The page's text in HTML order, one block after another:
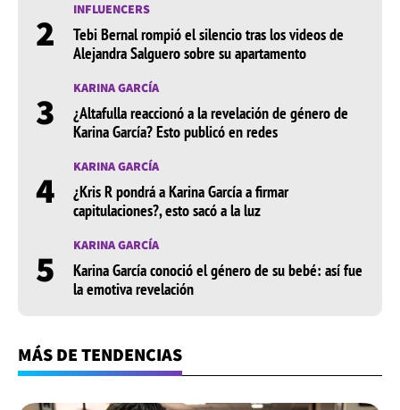
2 INFLUENCERS
Tebi Bernal rompió el silencio tras los videos de
Alejandra Salguero sobre su apartamento
3 KARINA GARCÍA
¿Altafulla reaccionó a la revelación de género de
Karina García? Esto publicó en redes
4 KARINA GARCÍA
¿Kris R pondrá a Karina García a firmar
capitulaciones?, esto sacó a la luz
5 KARINA GARCÍA
Karina García conoció el género de su bebé: así fue
la emotiva revelación
MÁS DE TENDENCIAS